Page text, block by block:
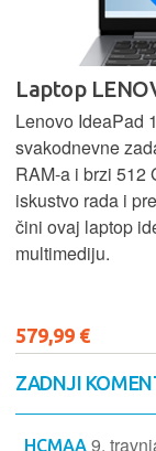
Laptop
Lenovo IdeaPad
svakodnevne
RAM-a i brzi 512
iskustvo rada i
čini ovaj laptop
multimediju.
579,99 €
ZADNJI
HCMAA 9.